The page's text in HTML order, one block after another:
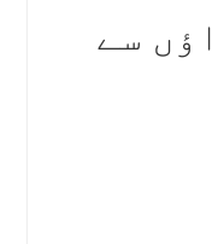
سے